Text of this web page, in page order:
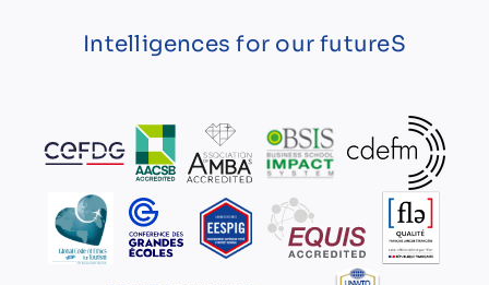
Intelligences for our futureS